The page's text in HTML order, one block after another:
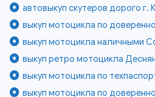
автовыкуп скутеров дорого г.
выкуп мотоцикла по
выкуп мотоцикла наличными
выкуп ретро мотоцикла
выкуп мотоцикла по
выкуп мотоцикла по